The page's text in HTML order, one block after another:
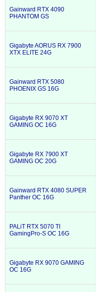
Gainward RTX 4090
PHANTOM GS
Gigabyte AORUS RX 7900
XTX ELITE 24G
Gainward RTX 5080
PHOENIX GS 16G
Gigabyte RX 9070 XT
GAMING OC 16G
Gigabyte RX 7900 XT
GAMING OC 20G
Gainward RTX 4080 SUPER
Panther OC 16G
PALiT RTX 5070 TI
GamingPro-S OC 16G
Gigabyte RX 9070 GAMING
OC 16G